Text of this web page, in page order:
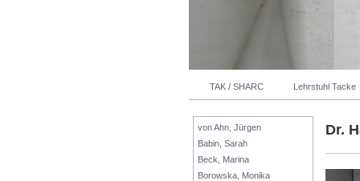
TAK / SHARC Lehrstuhl Tacke
von Ahn, Jürgen
Babin, Sarah
Beck, Marina
Borowska, Monika
Dr.